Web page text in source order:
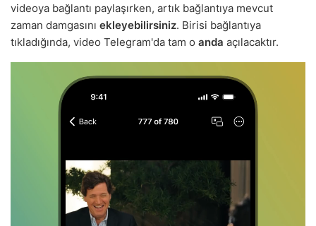
videoya bağlantı paylaşırken, artık bağlantıya mevcut
zaman damgasını ekleyebilirsiniz. Birisi bağlantıya
tıkladığında, video Telegram'da tam o anda açılacaktır.